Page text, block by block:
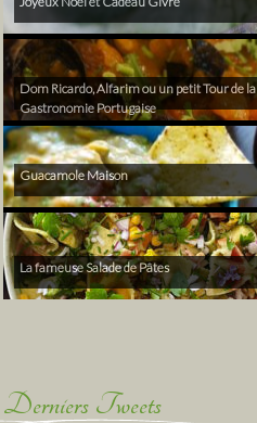
Dom Ricardo, Alfarim ou un petit Tour de la
Gastronomie Portugaise
Guacamole Maison
La fameuse Salade de Pâtes
Derniers Tweets